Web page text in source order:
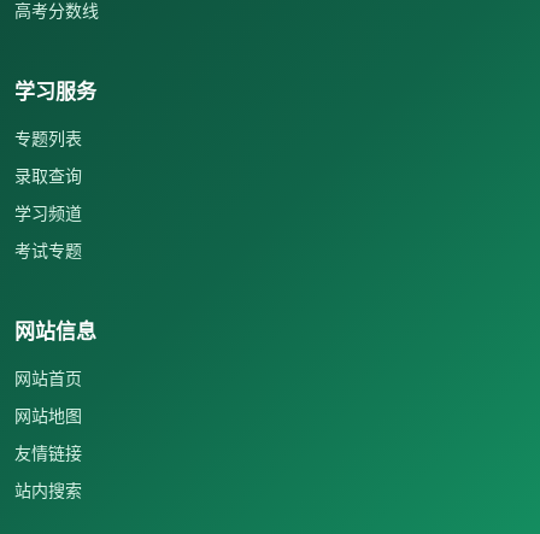
高考分数线
学习服务
专题列表
录取查询
学习频道
考试专题
网站信息
网站首页
网站地图
友情链接
站内搜索